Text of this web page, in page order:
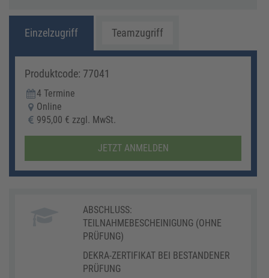
Einzelzugriff Teamzugriff
Produktcode: 77041
4 Termine
Online
995,00 € zzgl. MwSt.
JETZT ANMELDEN
ABSCHLUSS:
TEILNAHMEBESCHEINIGUNG (OHNE
PRÜFUNG)
DEKRA-ZERTIFIKAT BEI BESTANDENER
PRÜFUNG